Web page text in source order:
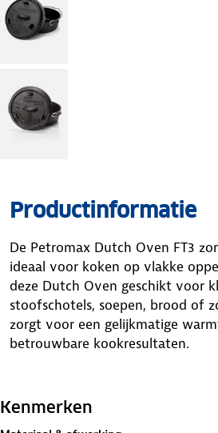
Productinformatie
De Petromax Dutch Oven FT3
ideaal voor koken op vlakke
deze Dutch Oven geschikt voor
stoofschotels, soepen, brood of
zorgt voor een gelijkmatige
betrouwbare kookresultaten.
barbecuegrills, kookplaten of
Kenmerken